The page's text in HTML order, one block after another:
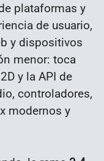
plataformas y
de usuario,
y dispositivos
menor: toca
y la API de
controladores,
modernos y